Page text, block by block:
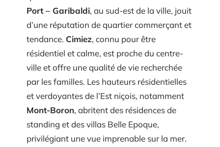
Port – Garibaldi, au sud-est de la ville, jouit
d’une réputation de quartier commerçant et
tendance. Cimiez, connu pour être
résidentiel et calme, est proche du centre-
ville et offre une qualité de vie recherchée
par les familles. Les hauteurs résidentielles
et verdoyantes de l’Est niçois, notamment
Mont-Boron, abritent des résidences de
standing et des villas Belle Epoque,
privilégiant une vue imprenable sur la mer.